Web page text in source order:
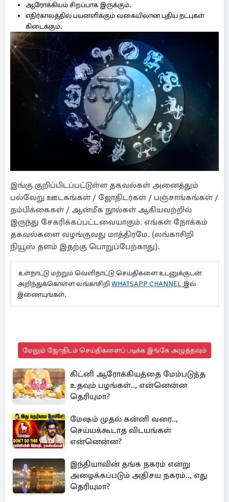
ஆரோக்கியம் சிறப்பாக இருக்கும்.
எதிர்காலத்தில் பயனளிக்கும் வகையிலான புதிய நட்புகள்
கிடைக்கும்.
இங்கு குறிப்பிடப்பட்டுள்ள தகவல்கள் அனைத்தும்
பல்வேறு ஊடகங்கள் / ஜோதிடர்கள் / பஞ்சாங்கங்கள் /
நம்பிக்கைகள் / ஆன்மீக நூல்கள் ஆகியவற்றில்
இருந்து சேகரிக்கப்பட்டவையாகும். எங்கள் நோக்கம்
தகவல்களை வழங்குவது மாத்திரமே. (லங்காசிறி
நியூஸ் தளம் இதற்கு பொறுப்பேற்காது).
உள்நாட்டு மற்றும் வெளிநாட்டு செய்திகளை உடனுக்குடன்
அறிந்துக்கொள்ள லங்காசிறி WHATSAPP CHANNEL இல்
இணையுங்கள்.
மேலும் ஜோதிடம் செய்திகளைப் படிக்க இங்கே அழுத்தவும்
கிட்னி ஆரோக்கியத்தை மேம்படுத்த
உதவும் பழங்கள்.., என்னென்ன
தெரியுமா?
மேஷம் முதல் கன்னி வரை..,
செய்யக்கூடாத விடயங்கள்
என்னென்ன?
இந்தியாவின் தங்க நகரம் என்று
அழைக்கப்படும் அதிசய நகரம்.., எது
தெரியுமா?